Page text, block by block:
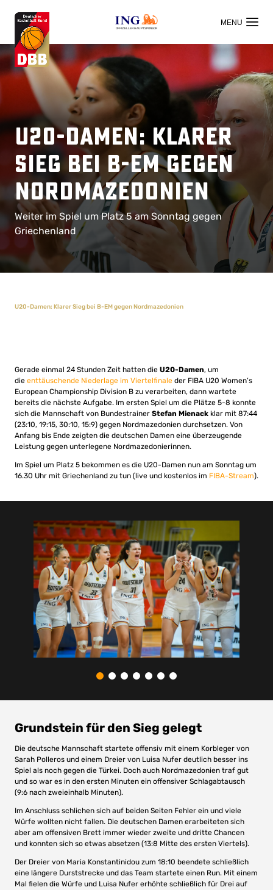
OFFIZIELLER HAUPTSPONSOR
U20-Damen: Klarer
Sieg bei B-EM gegen
Nordmazedonien
Weiter im Spiel um Platz 5 am Sonntag gegen
Griechenland
U20-Damen: Klarer Sieg bei B-EM gegen Nordmazedonien
Gerade einmal 24 Stunden Zeit hatten die U20-Damen, um
die enttäuschende Niederlage im Viertelfinale der FIBA U20 Women’s
European Championship Division B zu verarbeiten, dann wartete
bereits die nächste Aufgabe. Im ersten Spiel um die Plätze 5-8 konnte
sich die Mannschaft von Bundestrainer Stefan Mienack klar mit 87:44
(23:10, 19:15, 30:10, 15:9) gegen Nordmazedonien durchsetzen. Von
Anfang bis Ende zeigten die deutschen Damen eine überzeugende
Leistung gegen unterlegene Nordmazedonierinnen.
Im Spiel um Platz 5 bekommen es die U20-Damen nun am Sonntag um
16.30 Uhr mit Griechenland zu tun (live und kostenlos im FIBA-Stream).
Grundstein für den Sieg gelegt
Die deutsche Mannschaft startete offensiv mit einem Korbleger von
Sarah Polleros und einem Dreier von Luisa Nufer deutlich besser ins
Spiel als noch gegen die Türkei. Doch auch Nordmazedonien traf gut
und so war es in den ersten Minuten ein offensiver Schlagabtausch
(9:6 nach zweieinhalb Minuten).
Im Anschluss schlichen sich auf beiden Seiten Fehler ein und viele
Würfe wollten nicht fallen. Die deutschen Damen erarbeiteten sich
aber am offensiven Brett immer wieder zweite und dritte Chancen
und konnten sich so etwas absetzen (13:8 Mitte des ersten Viertels).
Der Dreier von Maria Konstantinidou zum 18:10 beendete schließlich
eine längere Durststrecke und das Team startete einen Run. Mit einem
Mal fielen die Würfe und Luisa Nufer erhöhte schließlich für Drei auf